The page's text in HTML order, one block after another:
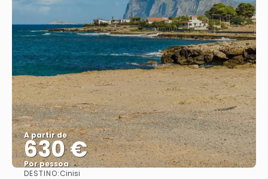
A partir de
630 €
Por pessoa
DESTINO:Cinisi